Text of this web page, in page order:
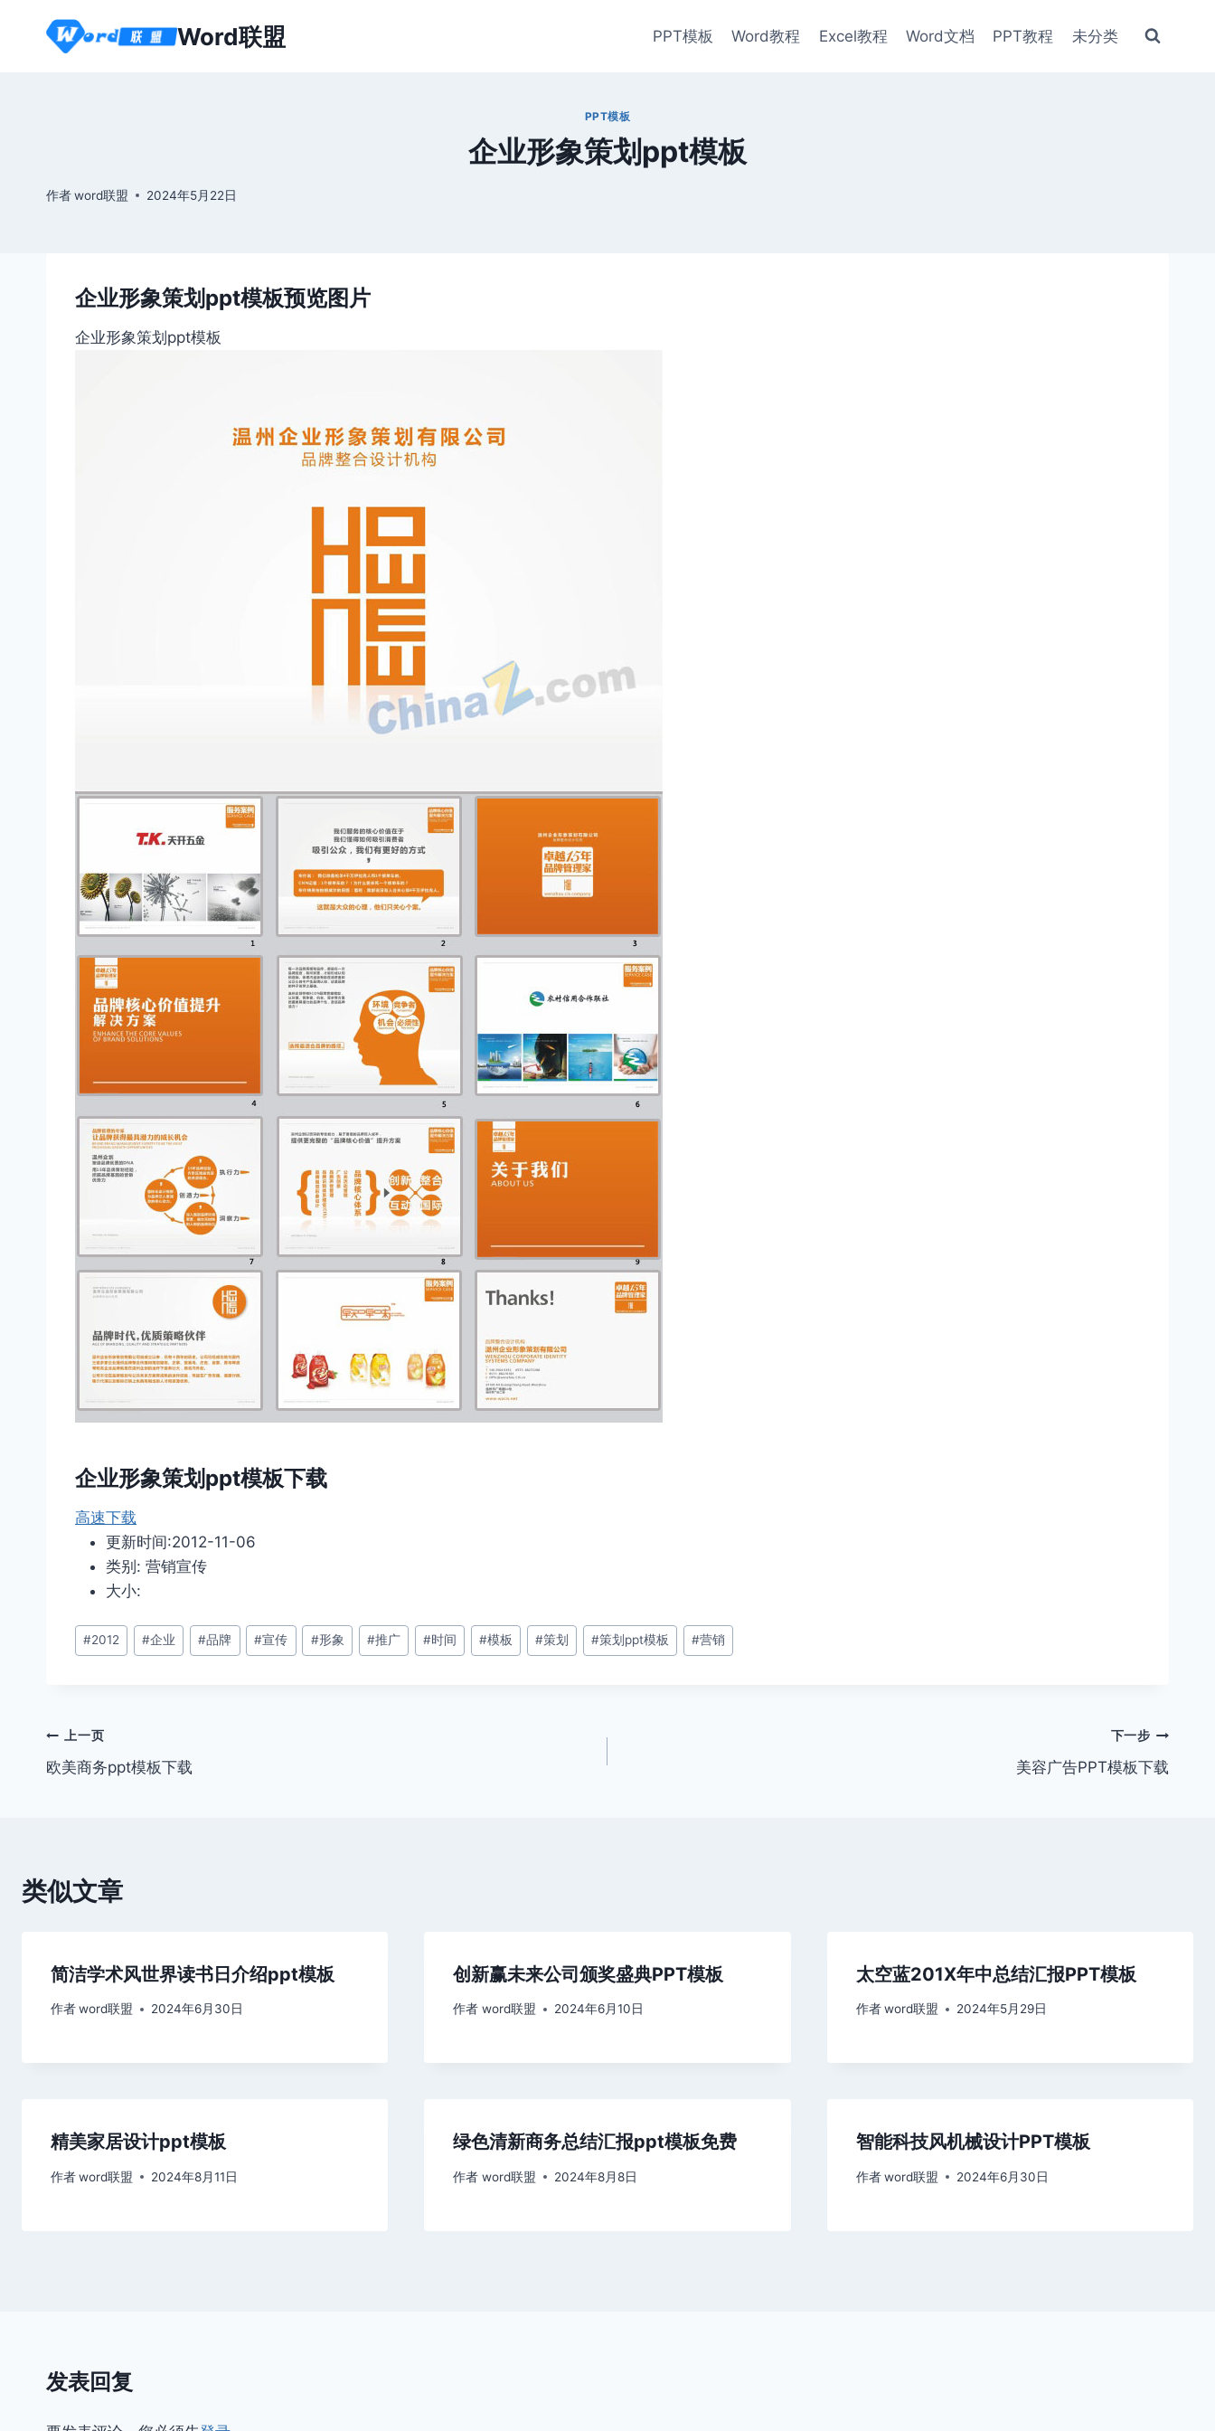
Word联盟 PPT模板 Word教程 Excel教程 Word文档 PPT教程 未分类
PPT模板
企业形象策划ppt模板
作者word联盟 2024年5月22日
企业形象策划ppt模板预览图片
企业形象策划ppt模板
企业形象策划ppt模板下载
高速下载
更新时间:2012-11-06
类别: 营销宣传
大小:
文
章
#2012 #企业 #品牌 #宣传 #形象 #推广 #时间 #模板 #策划 #策划ppt模板 #营销
文
章
上一页
欧美商务ppt模板下载
下一步
美容广告PPT模板下载
类似文章
简洁学术风世界读书日介绍ppt模板
作者word联盟 2024年6月30日
创新赢未来公司颁奖盛典PPT模板
作者 word联盟 2024年6月10日
太空蓝201X年中总结汇报PPT模板
作者 word联盟 2024年5月29日
精美家居设计ppt模板
作者word联盟 2024年8月11日
绿色清新商务总结汇报ppt模板免费
作者 word联盟 2024年8月8日
智能科技风机械设计PPT模板
作者 word联盟 2024年6月30日
发表回复